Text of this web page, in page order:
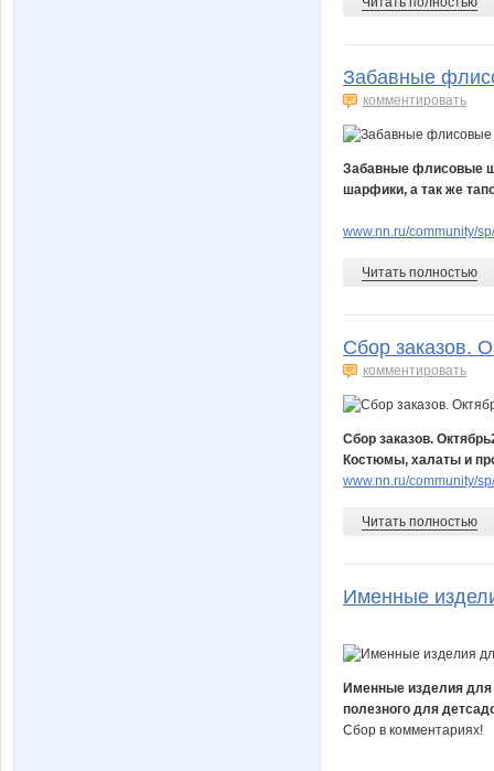
Забавные
комментировать
Забавные флисовые
шарфики, а так же
www.nn.ru/community/
Читать полностью
Сбор заказов.
комментировать
Сбор заказов.
Костюмы, халаты и
www.nn.ru/community/
Читать полностью
Именные
Именные изделия для
полезного для
Сбор в комментариях!